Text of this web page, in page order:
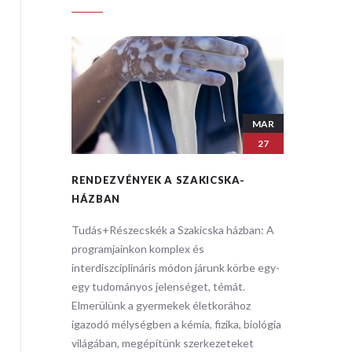
MAR
27
RENDEZVÉNYEK A SZAKICSKA-
HÁZBAN
Tudás+Részecskék a Szakicska házban: ​A
programjainkon komplex és
interdiszciplináris módon járunk körbe egy-
egy tudományos jelenséget, témát.
Elmerülünk a gyermekek életkorához
igazodó mélységben a kémia, fizika, biológia
világában, megépítünk szerkezeteket